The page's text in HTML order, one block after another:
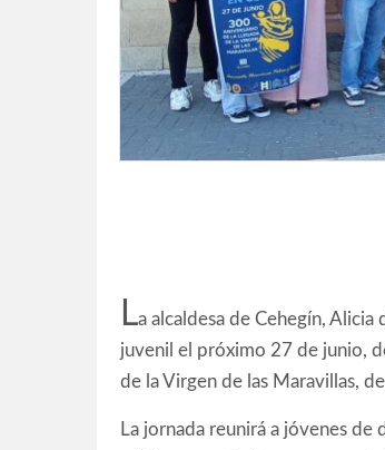
La alcaldesa de Cehegín,
juvenil el próximo 27 de junio,
de la Virgen de las Maravillas,
La jornada reunirá a jóvenes